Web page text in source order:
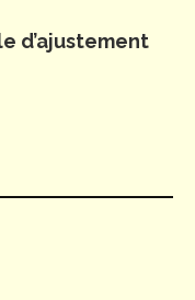
d’ajustement